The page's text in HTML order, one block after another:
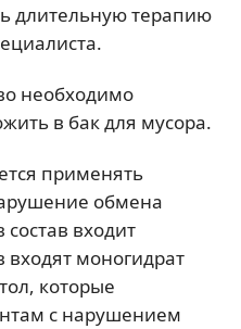
длительную терапию
необходимо
в бак для мусора.
применять
обмена
состав входит
входят моногидрат
которые
с нарушением